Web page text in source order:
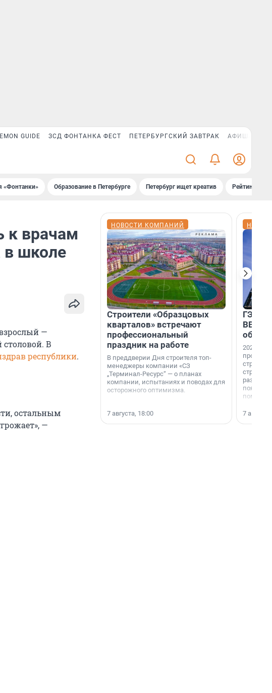
GUIDE ЗСД ФОНТАНКА ФЕСТ ПЕТЕРБУРГСКИЙ ЗАВТРАК АФИША PLUS
«Фонтанки» Образование в Петербурге Петербург ищет креатив Рейтинги
к врачам
в школе
—
В
республики.
остальным
—
НОВОСТИ КОМПАНИЙ
Строители «Образцовых
кварталов» встречают
профессиональный
праздник на работе
В преддверии Дня строителя топ-
менеджеры компании «СЗ
„Терминал-Ресурс“ — о планах
компании, испытаниях и поводах для
осторожного оптимизма.
7 августа, 18:00
ГЭС,
ВВП: в
об
2026-й —
раз. В
7